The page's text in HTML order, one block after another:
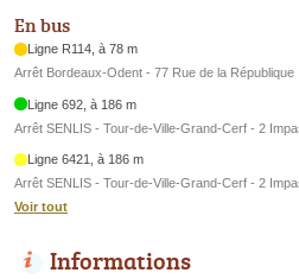
En bus
Ligne R114, à 78 m
Arrêt Bordeaux-Odent - 77 Rue de la République
Ligne 692, à 186 m
Arrêt SENLIS - Tour-de-Ville-Grand-Cerf - 2
Ligne 6421, à 186 m
Arrêt SENLIS - Tour-de-Ville-Grand-Cerf - 2
Voir tout
Informations